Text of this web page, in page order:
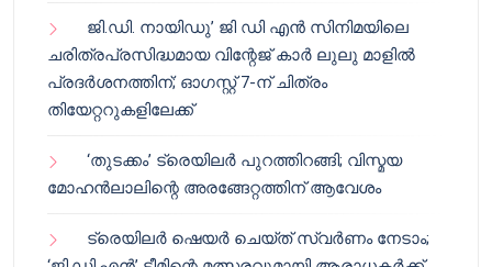
ജി.ഡി. നായിഡു’ ജി ഡി എൻ സിനിമയിലെ
ചരിത്രപ്രസിദ്ധമായ വിന്റേജ് കാർ ലുലു മാളിൽ
പ്രദർശനത്തിന്; ഓഗസ്റ്റ് 7-ന് ചിത്രം
തിയേറ്ററുകളിലേക്ക്
‘തുടക്കം’ ട്രെയിലർ പുറത്തിറങ്ങി; വിസ്മയ
മോഹൻലാലിന്റെ അരങ്ങേറ്റത്തിന് ആവേശം
ട്രെയിലർ ഷെയർ ചെയ്‌ത് സ്വർണം നേടാം;